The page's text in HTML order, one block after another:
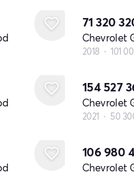
71 320
Chevrolet
2018 101
154 527
Chevrolet
2021 50
106 980
Chevrolet